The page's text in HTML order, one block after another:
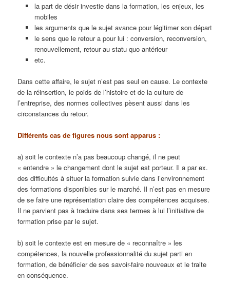
la part de désir investie dans la formation, les enjeux, les
mobiles
les arguments que le sujet avance pour légitimer son départ
le sens que le retour a pour lui : conversion, reconversion,
renouvellement, retour au statu quo antérieur
etc.
Dans cette affaire, le sujet n’est pas seul en cause. Le contexte
de la réinsertion, le poids de l’histoire et de la culture de
l’entreprise, des normes collectives pèsent aussi dans les
circonstances du retour.
Différents cas de figures nous sont apparus :
a) soit le contexte n’a pas beaucoup changé, il ne peut
« entendre » le changement dont le sujet est porteur. Il a par ex.
des difficultés à situer la formation suivie dans l’environnement
des formations disponibles sur le marché. Il n’est pas en mesure
de se faire une représentation claire des compétences acquises.
Il ne parvient pas à traduire dans ses termes à lui l’initiative de
formation prise par le sujet.
b) soit le contexte est en mesure de « reconnaître » les
compétences, la nouvelle professionnalité du sujet parti en
formation, de bénéficier de ses savoir-faire nouveaux et le traite
en conséquence.